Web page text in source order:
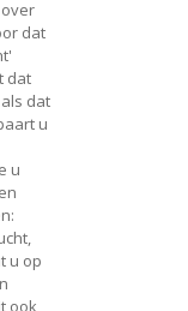
dat
dat
dat
u
u
u op
ook